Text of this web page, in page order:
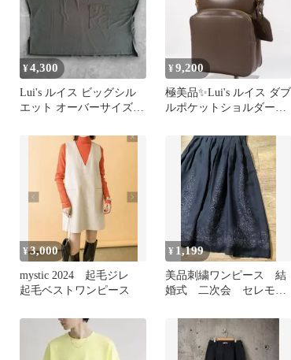
¥4,300
Lui's ルイス ビッグシル
エット オーバーサイズ
¥9,200
極美品✨Lui's ルイス ダブ
ルポケットショルダーバ
¥3,000
mystic 2024 起毛ジレ
起毛ベストワンピース
¥ 1,199
美品刺繍ワンピース 結
婚式 二次会 セレモニ